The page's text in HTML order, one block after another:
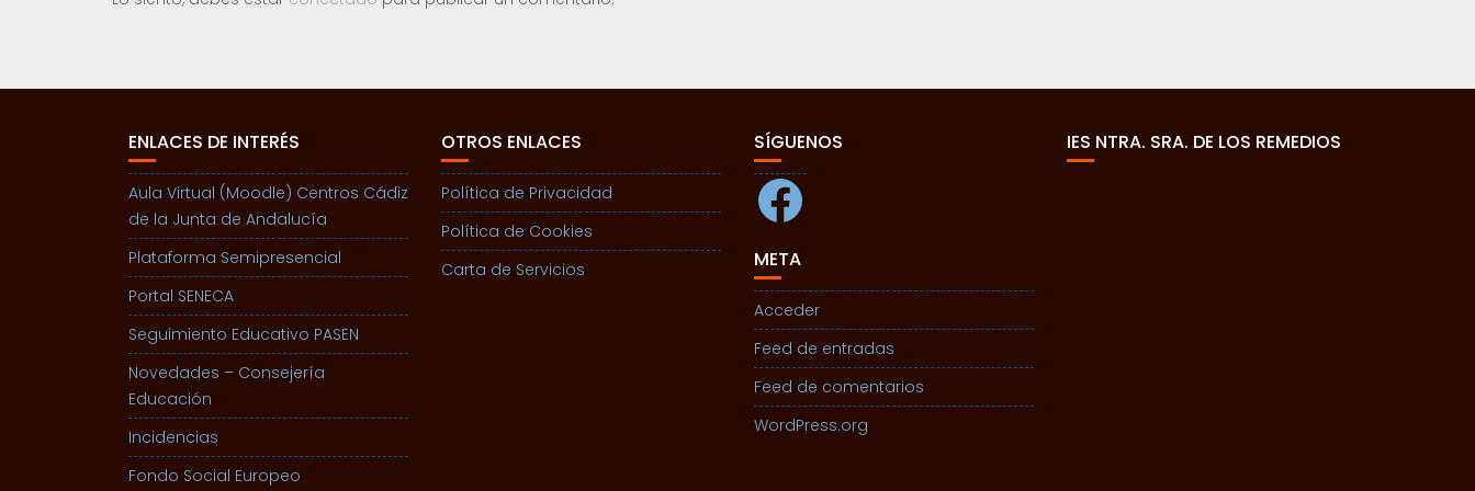
ENLACES DE INTERÉS
Aula Virtual (Moodle) Centros Cádiz
de la Junta de Andalucía
Plataforma Semipresencial
Portal SENECA
Seguimiento Educativo PASEN
Novedades – Consejería
Educación
Incidencias
Fondo Social Europeo
OTROS ENLACES
Política de Privacidad
Política de Cookies
Carta de Servicios
SÍGUENOS
Facebook
META
Acceder
Feed de entradas
Feed de comentarios
WordPress.org
IES NTRA. SRA. DE LOS REMEDIOS